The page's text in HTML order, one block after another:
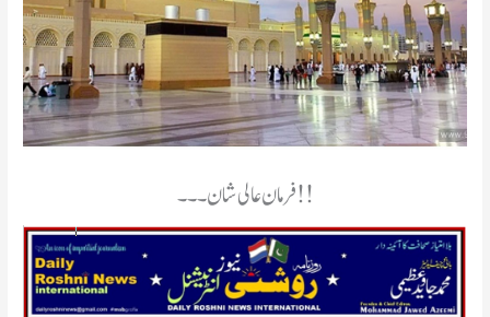
فرمان عالی شان ۔۔۔!!